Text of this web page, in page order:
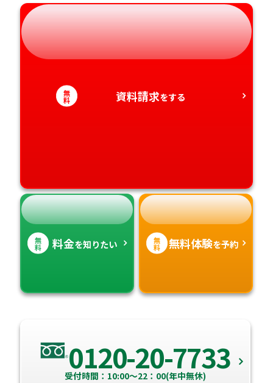
静岡県
奈良県
和歌山県
山口県
徳島県
熊本県
大分県
無
料 資料請求をする
無
料 料金を知りたい 無
料 無料体験を予約
0120-20-7733
受付時間：10:00～22：00(年中無休)